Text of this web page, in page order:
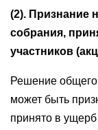
(2). Признание
собрания,
участников
Решение общего
может быть
принято в